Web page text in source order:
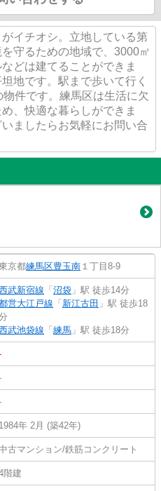
イチオシ。立地している第
守るための地域で、3000㎡
どは建てることができま
地です。駅まで歩いて行く
件です。練馬区は生活に欠
、快適な暮らしができま
ましたらお気軽にお問い合
京都練馬区豊玉南 １丁目8-9
武新宿線 「 沼袋 」駅 徒歩14分
営大江戸線 「 新江古田 」駅 徒歩18
武池袋線 「 練馬 」駅 徒歩18分
1984年 2月 (築42年)
古マンション/鉄筋コンクリート
階建